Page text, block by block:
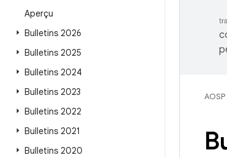
Aperçu
Bulletins 2026
Bulletins 2025
Bulletins 2024
Bulletins 2023
Bulletins 2022
Bulletins 2021
Bulletins 2020
AOSP